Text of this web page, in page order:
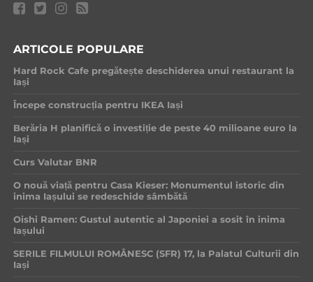
ARTICOLE POPULARE
Hard Rock Cafe pregătește deschiderea unui restaurant la
Iași
Începe construcția pentru IKEA Iași
Berăria H planifică o investiție de peste 40 milioane euro la
Iași
Curs Valutar BNR
O nouă viață pentru Casa Kieser: Monumentul istoric din
inima Iașului se redeschide sâmbătă
Oishi Ramen: Gustul autentic al Japoniei a sosit în inima
Iașului
SERILE FILMULUI ROMÂNESC (SFR) 17, la Palatul Culturii din
Iași